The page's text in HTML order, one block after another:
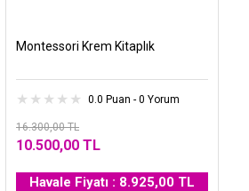
Montessori Krem Kitaplık
0.0 Puan - 0 Yorum
16.300,00 TL
10.500,00 TL
Havale Fiyatı : 8.925,00 TL